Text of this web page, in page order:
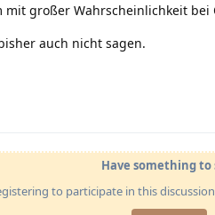
mit großer Wahrscheinlichkeit bei
auch nicht sagen.
Have something to
to participate in this